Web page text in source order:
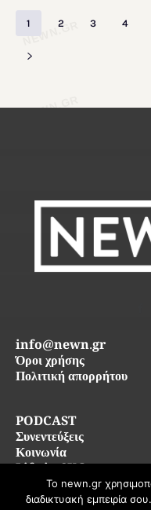
1 2 3 4
PODCAST
Συνεντεύξεις
Κοινωνία
Life in SKG
info@newn.gr
Όροι χρήσης
Πολιτική απορρήτου
© 2026 newn.gr — Όλα
Το newn.gr
διαδικτυακή εμπειρία